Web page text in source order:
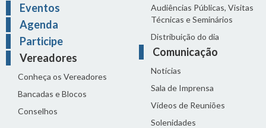
Eventos
Agenda
Participe
Vereadores
Conheça os Vereadores
Bancadas e Blocos
Conselhos
Audiências Públicas, Visitas
Técnicas e Seminários
Distribuição do dia
Comunicação
Notícias
Sala de Imprensa
Vídeos de Reuniões
Solenidades